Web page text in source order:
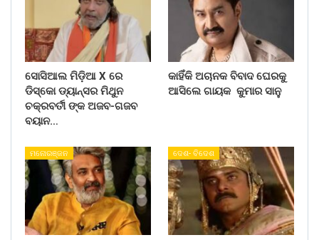
ସୋସିଆଲ ମିଡ଼ିଆ X ରେ
ଡିସ୍କୋ ଡ୍ୟାନ୍ସର ମିଥୁନ
ଚକ୍ରବର୍ତୀ ଙ୍କ ଅଜବ-ଗଜବ
ବୟାନ…
କାହିଁକି ଅଚାନକ ବିବାଦ ଘେରକୁ
ଆସିଲେ ଗାୟକ କୁମାର ସାନୁ
ମନୋରଞ୍ଜନ ଦେଶ- ବିଦେଶ